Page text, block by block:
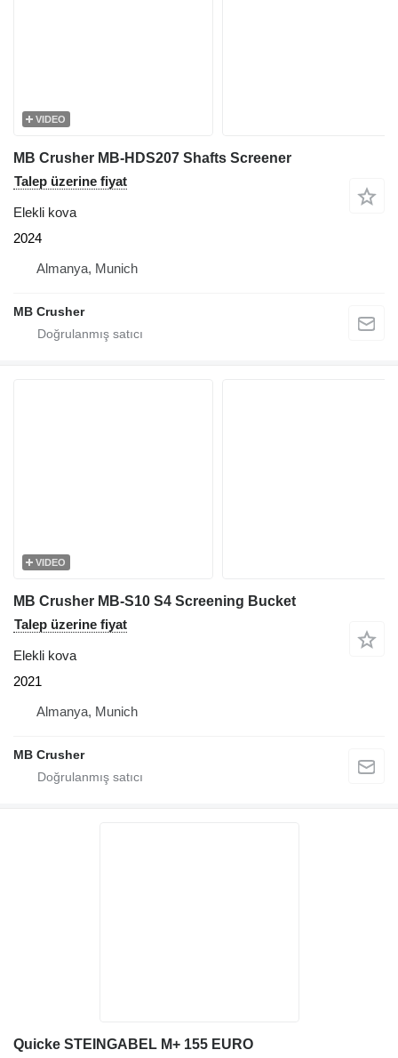
VIDEO
MB Crusher MB-HDS207 Shafts Screener
Talep üzerine fiyat
Elekli kova
2024
Almanya, Munich
MB Crusher
VIDEO
MB Crusher MB-S10 S4 Screening Bucket
Talep üzerine fiyat
Elekli kova
2021
Almanya, Munich
MB Crusher
Quicke STEINGABEL M+ 155 EURO